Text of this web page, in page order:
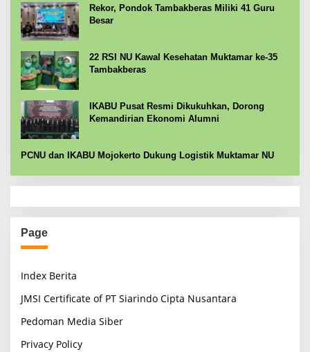
Rekor, Pondok Tambakberas Miliki 41 Guru
Besar
22 RSI NU Kawal Kesehatan Muktamar ke-35
Tambakberas
IKABU Pusat Resmi Dikukuhkan, Dorong
Kemandirian Ekonomi Alumni
PCNU dan IKABU Mojokerto Dukung Logistik Muktamar NU
Page
Index Berita
JMSI Certificate of PT Siarindo Cipta Nusantara
Pedoman Media Siber
Privacy Policy